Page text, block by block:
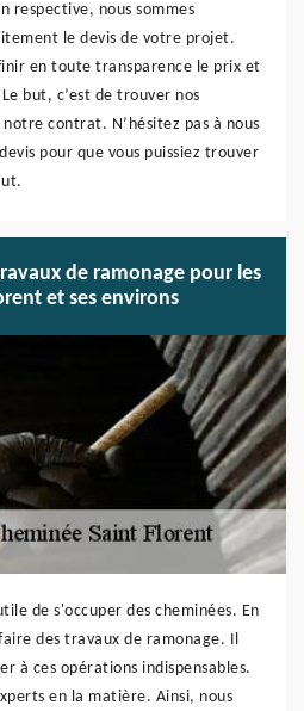
respective, nous sommes
le devis de votre projet.
en toute transparence le prix et
but, c’est de trouver nos
contrat. N’hésitez pas à nous
pour que vous puissiez trouver
de ramonage pour les
et ses environs
de s'occuper des cheminées. En
des travaux de ramonage. Il
à ces opérations indispensables.
en la matière. Ainsi, nous